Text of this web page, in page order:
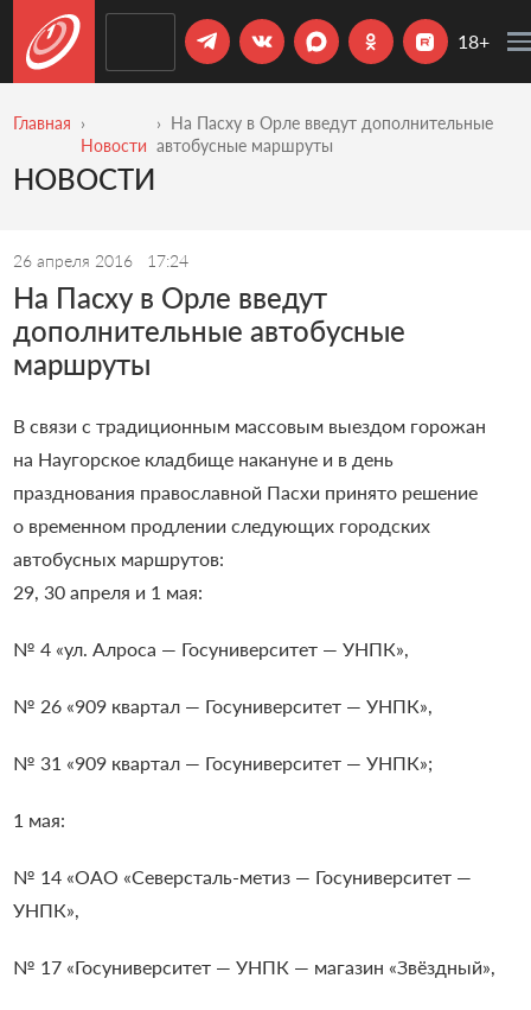
18+
Главная
Новости
На Пасху в Орле введут дополнительные
автобусные маршруты
НОВОСТИ
26 апреля 2016 17:24
На Пасху в Орле введут
дополнительные автобусные
маршруты
В связи с традиционным массовым выездом горожан
на Наугорское кладбище накануне и в день
празднования православной Пасхи принято решение
о временном продлении следующих городских
автобусных маршрутов:
29, 30 апреля и 1 мая:
№ 4 «ул. Алроса — Госуниверситет — УНПК»,
№ 26 «909 квартал — Госуниверситет — УНПК»,
№ 31 «909 квартал — Госуниверситет — УНПК»;
1 мая:
№ 14 «ОАО «Северсталь-метиз — Госуниверситет —
УНПК»,
№ 17 «Госуниверситет — УНПК — магазин «Звёздный»,